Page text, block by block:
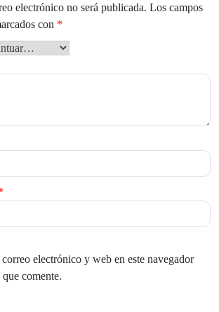
electrónico no será publicada. Los campos
con *
electrónico y web en este navegador
comente.